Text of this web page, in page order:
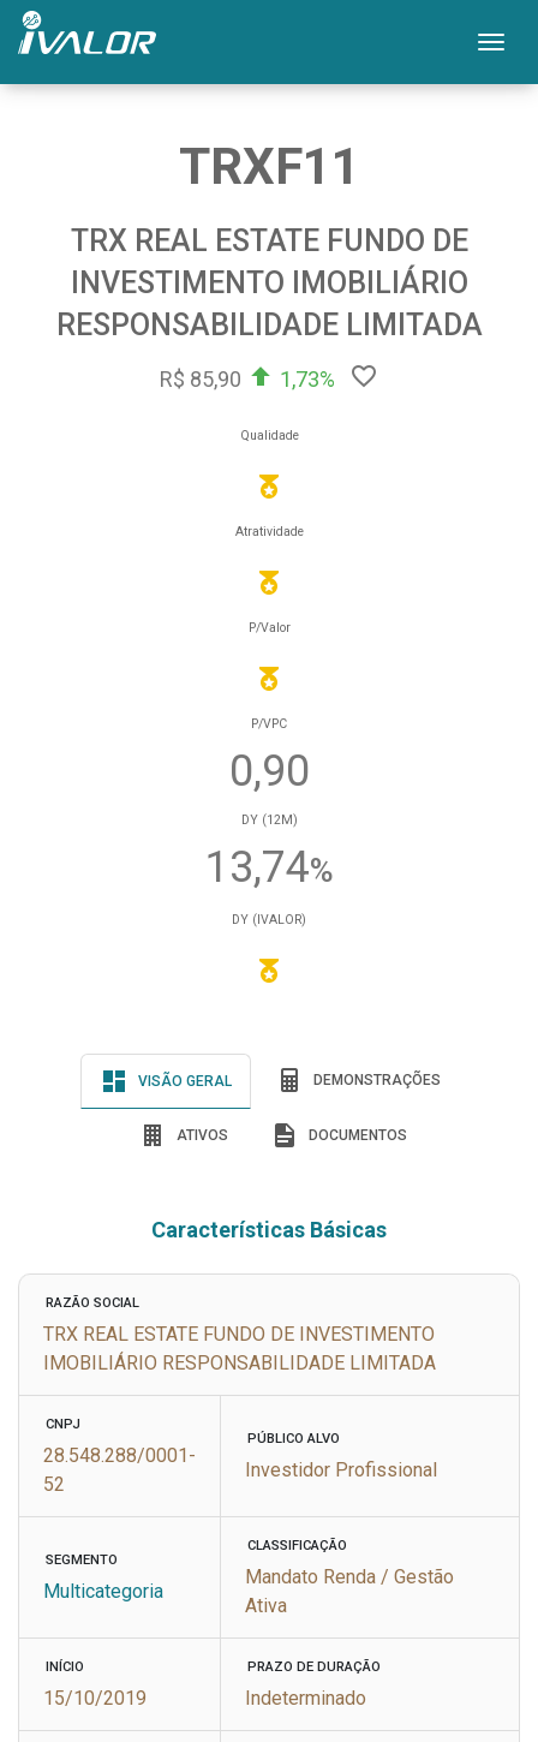
TRXF11
TRX REAL ESTATE FUNDO DE
INVESTIMENTO IMOBILIÁRIO
RESPONSABILIDADE LIMITADA
R$ 85,90 1,73%
Qualidade
Atratividade
P/Valor
P/VPC
0,90
DY (12M)
13,74%
DY (IVALOR)
VISÃO GERAL DEMONSTRAÇÕES
ATIVOS DOCUMENTOS
Características Básicas
RAZÃO SOCIAL
TRX REAL ESTATE FUNDO DE INVESTIMENTO
IMOBILIÁRIO RESPONSABILIDADE LIMITADA
CNPJ
28.548.288/0001-
52
PÚBLICO ALVO
Investidor Profissional
SEGMENTO
Multicategoria
CLASSIFICAÇÃO
Mandato Renda / Gestão
Ativa
INÍCIO
15/10/2019
PRAZO DE DURAÇÃO
Indeterminado